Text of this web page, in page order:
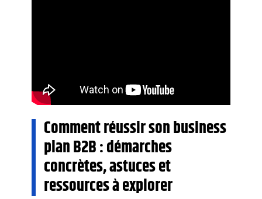
Comment réussir son business
plan B2B : démarches
concrètes, astuces et
ressources à explorer